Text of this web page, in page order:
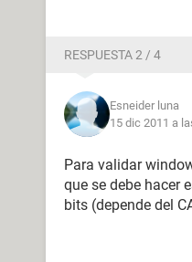
RESPUESTA 2 / 4
Esneider luna
15 dic 2011 a
Para validar
que se debe hacer
bits (depende del